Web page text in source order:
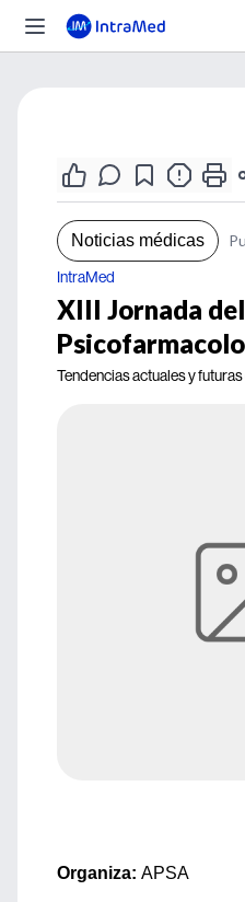
Noticias médicas
IntraMed
XIII Jornada
Tendencias actuales y
Organiza: APSA